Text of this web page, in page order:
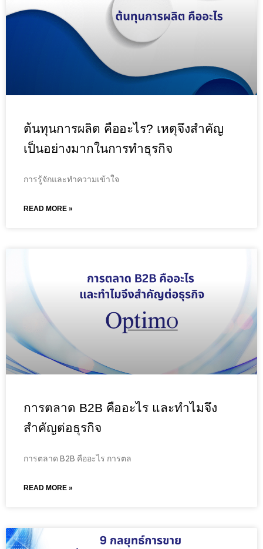
ต้นทุนการผลิต คืออะไร? เหตุจึงสำคัญ
เป็นอย่างมากในการทำธุรกิจ
การรู้จักและทำความเข้าใจ
READ MORE »
การตลาด B2B คืออะไร และทำไมจึง
สำคัญต่อธุรกิจ
การตลาด B2B คืออะไร การตล
READ MORE »